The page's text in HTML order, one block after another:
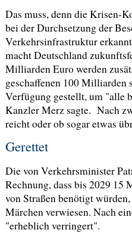
Das muss, denn die Krisen-
bei der Durchsetzung der
Verkehrsinfrastruktur
macht Deutschland
Milliarden Euro werden
geschaffenen 100 Milliarden
Verfügung gestellt, um "alle
Kanzler Merz sagte. Nach
reicht oder ob sogar etwas
Gerettet
Die von Verkehrsminister
Rechnung, dass bis 2029
von Straßen benötigt
Märchen verwiesen. Nach
"erheblich verringert".